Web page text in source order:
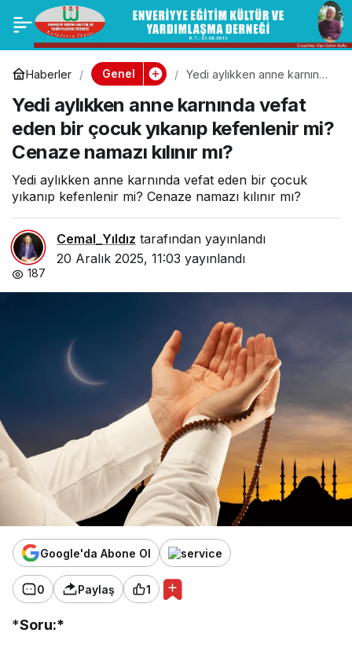
Haberler Genel
Yedi aylıkken anne karnında
yıkanıp kefenlenir mi?
Cenaze namazı kılınır mı?
Yedi aylıkken anne karnında vefat
eden bir çocuk yıkanıp kefenlenir mi?
Cenaze namazı kılınır mı?
Yedi aylıkken anne karnında vefat eden bir çocuk
yıkanıp kefenlenir mi? Cenaze namazı kılınır mı?
Cemal_Yıldız tarafından yayınlandı
20 Aralık 2025, 11:03 yayınlandı
187
Google'da Abone Ol
0 Paylaş 1
*Soru:*
18 ay kadar önce 100
gram altın aldım, 6 ay
öncede 50 gr daha
aldım. Zekâtını
verirken kaç gr.
üzerinden
vereceğim? *Cevap:*
0 Paylaş